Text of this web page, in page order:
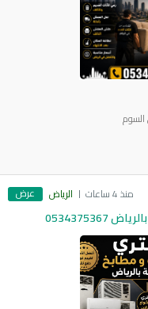
منذ 4 ساعات الرياض عرض